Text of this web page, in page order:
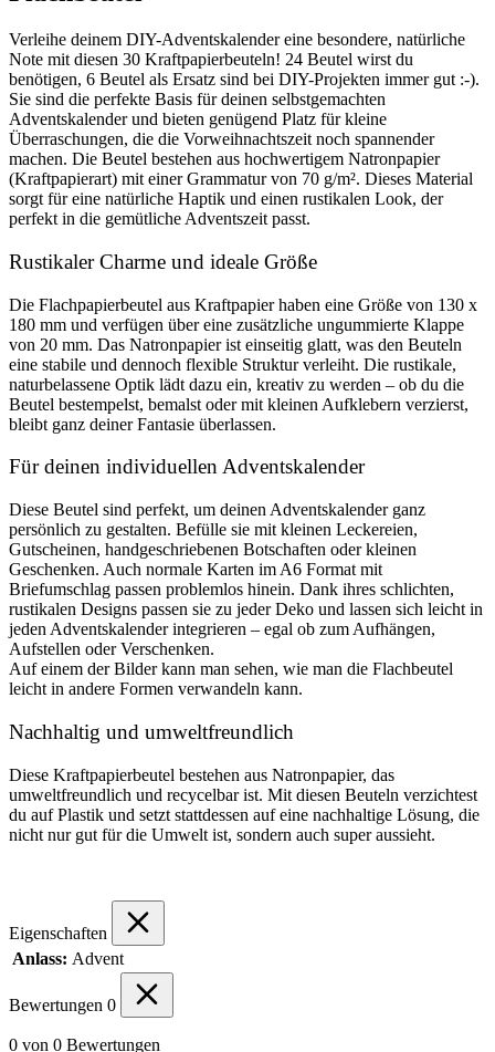
Verleihe deinem DIY-Adventskalender eine besondere, natürliche
Note mit diesen 30 Kraftpapierbeuteln! 24 Beutel wirst du
benötigen, 6 Beutel als Ersatz sind bei DIY-Projekten immer gut :-).
Sie sind die perfekte Basis für deinen selbstgemachten
Adventskalender und bieten genügend Platz für kleine
Überraschungen, die die Vorweihnachtszeit noch spannender
machen. Die Beutel bestehen aus hochwertigem Natronpapier
(Kraftpapierart) mit einer Grammatur von 70 g/m². Dieses Material
sorgt für eine natürliche Haptik und einen rustikalen Look, der
perfekt in die gemütliche Adventszeit passt.
Rustikaler Charme und ideale Größe
Die Flachpapierbeutel aus Kraftpapier haben eine Größe von 130 x
180 mm und verfügen über eine zusätzliche ungummierte Klappe
von 20 mm. Das Natronpapier ist einseitig glatt, was den Beuteln
eine stabile und dennoch flexible Struktur verleiht. Die rustikale,
naturbelassene Optik lädt dazu ein, kreativ zu werden – ob du die
Beutel bestempelst, bemalst oder mit kleinen Aufklebern verzierst,
bleibt ganz deiner Fantasie überlassen.
Für deinen individuellen Adventskalender
Diese Beutel sind perfekt, um deinen Adventskalender ganz
persönlich zu gestalten. Befülle sie mit kleinen Leckereien,
Gutscheinen, handgeschriebenen Botschaften oder kleinen
Geschenken. Auch normale Karten im A6 Format mit
Briefumschlag passen problemlos hinein. Dank ihres schlichten,
rustikalen Designs passen sie zu jeder Deko und lassen sich leicht in
jeden Adventskalender integrieren – egal ob zum Aufhängen,
Aufstellen oder Verschenken.
Auf einem der Bilder kann man sehen, wie man die Flachbeutel
leicht in andere Formen verwandeln kann.
Nachhaltig und umweltfreundlich
Diese Kraftpapierbeutel bestehen aus Natronpapier, das
umweltfreundlich und recycelbar ist. Mit diesen Beuteln verzichtest
du auf Plastik und setzt stattdessen auf eine nachhaltige Lösung, die
nicht nur gut für die Umwelt ist, sondern auch super aussieht.
Eigenschaften
Anlass: Advent
Bewertungen 0
0 von 0 Bewertungen